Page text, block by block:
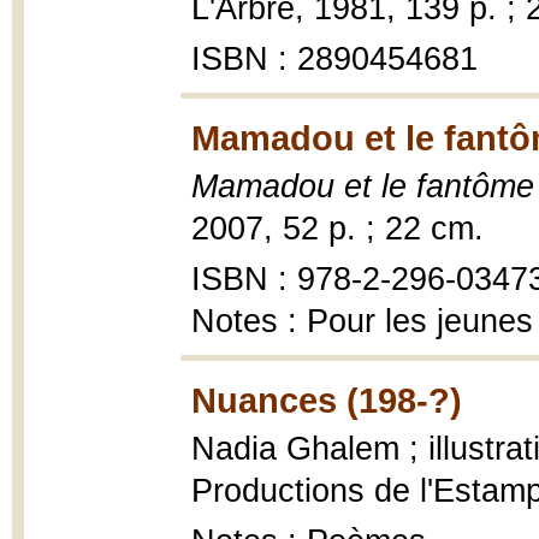
L'Arbre, 1981, 139 p. ;
ISBN : 2890454681
Mamadou et le
Mamadou et le
2007, 52 p. ; 22 cm.
ISBN : 978-2-296-
Notes : Pour les jeunes
Nuances (198-?)
Nadia Ghalem ;
Productions de